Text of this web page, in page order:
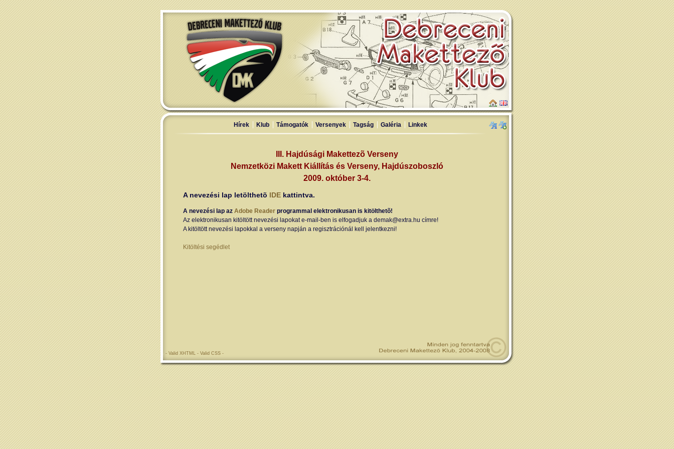
Hírek Klub Támogatók Versenyek Tagság Galéria Linkek
III. Hajdúsági Makettezõ Verseny
Nemzetközi Makett Kiállítás és Verseny, Hajdúszoboszló
2009. október 3-4.
A nevezési lap letölthetõ IDEkattintva.
A nevezési lap az Adobe Readerprogrammal elektronikusan is kitölthetõ!
Az elektronikusan kitöltött nevezési lapokat e-mail-ben is elfogadjuk a demak@extra.hu címre!
A kitöltött nevezési lapokkal a verseny napján a regisztrációnál kell jelentkezni!
Kitöltési segédlet
- Valid XHTML- Valid CSS-